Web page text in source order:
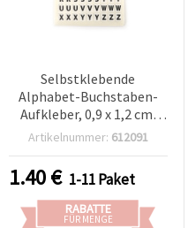
Selbstklebende
Alphabet-Buchstaben-
Aufkleber, 0,9 x 1,2 cm,
Schwarz – 10 Bögen
Artikelnummer: 612091
1.40€ 1-11 Paket
RABATTE
FÜR MENGE